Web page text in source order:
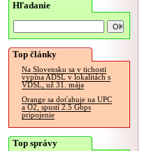
Hľadanie
Top články
Na Slovensku sa v tichosti
vypína ADSL v lokalitách s
VDSL, už 31. mája
Orange sa doťahuje na UPC
a O2, spustí 2.5 Gbps
pripojenie
Top správy